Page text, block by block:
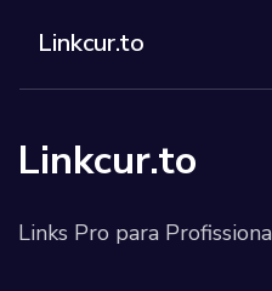
Linkcur.to
Linkcur.to
Links Pro para